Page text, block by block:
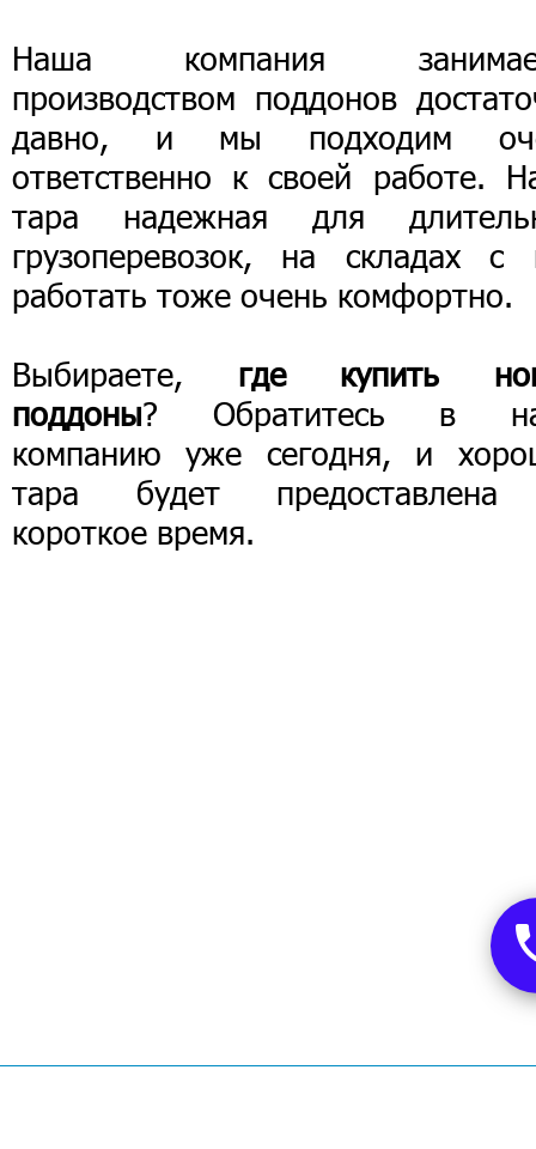
Наша компания
производством поддонов
давно, и мы подходим
ответственно к своей работе.
тара надежная для
грузоперевозок, на складах с
работать тоже очень комфортно.
Выбираете, где купить
поддоны? Обратитесь в
компанию уже сегодня, и
тара будет
короткое время.